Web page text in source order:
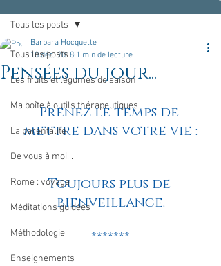
Tous les posts
Les fruits et légumes de saison
Ma boîte à outils thérapeutiques
La parentalité
De vous à moi...
Rome : voyage
Méditations guidées
Méthodologie
Enseignements
Tous les posts
Pensées du jour...
Barbara Hocquette
10 déc. 2018 1 min de lecture
Prenez le temps de
mettre dans votre vie :
Toujours plus de
bienveillance.
*******